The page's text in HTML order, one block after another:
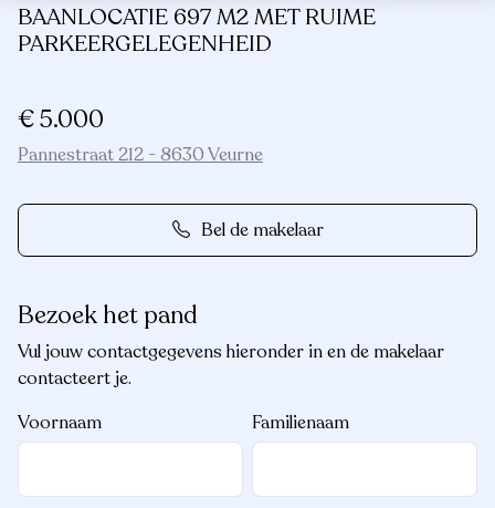
BAANLOCATIE 697 M2 MET RUIME
PARKEERGELEGENHEID
€ 5.000
Pannestraat 212 - 8630 Veurne
Bel de makelaar
Bezoek het pand
Vul jouw contactgegevens hieronder in en de makelaar
contacteert je.
Voornaam
Familienaam